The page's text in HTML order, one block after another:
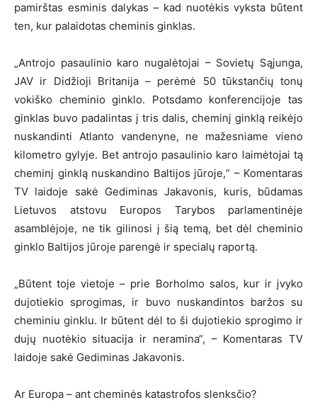
pamirštas esminis dalykas – kad nuotėkis vyksta būtent
ten, kur palaidotas cheminis ginklas.
„Antrojo pasaulinio karo nugalėtojai – Sovietų Sąjunga,
JAV ir Didžioji Britanija – perėmė 50 tūkstančių tonų
vokiško cheminio ginklo. Potsdamo konferencijoje tas
ginklas buvo padalintas į tris dalis, cheminį ginklą reikėjo
nuskandinti Atlanto vandenyne, ne mažesniame vieno
kilometro gylyje. Bet antrojo pasaulinio karo laimėtojai tą
cheminį ginklą nuskandino Baltijos jūroje,“ – Komentaras
TV laidoje sakė Gediminas Jakavonis, kuris, būdamas
Lietuvos atstovu Europos Tarybos parlamentinėje
asamblėjoje, ne tik gilinosi į šią temą, bet dėl cheminio
ginklo Baltijos jūroje parengė ir specialų raportą.
„Būtent toje vietoje – prie Borholmo salos, kur ir įvyko
dujotiekio sprogimas, ir buvo nuskandintos baržos su
cheminiu ginklu. Ir būtent dėl to ši dujotiekio sprogimo ir
dujų nuotėkio situacija ir neramina“, – Komentaras TV
laidoje sakė Gediminas Jakavonis.
Ar Europa – ant cheminės katastrofos slenksčio?